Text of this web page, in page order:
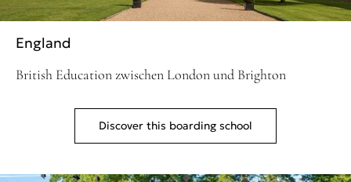
England
British Education zwischen London und Brighton
Discover this boarding school